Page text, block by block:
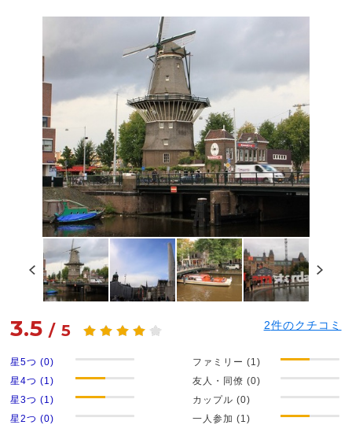
3.5 /5 2件のクチコミ
星5つ (0)
星4つ (1)
星3つ (1)
星2つ (0)
ファミリー (1)
友人・同僚 (0)
カップル (0)
一人参加 (1)